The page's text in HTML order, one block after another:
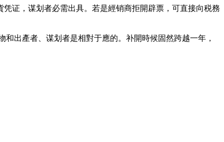
证，谋划者必需出具。若是經销商拒開辟票，可直接向税務
出產者、谋划者是相對于應的。补開時候固然跨越一年，